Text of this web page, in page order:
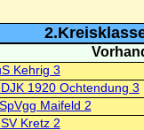
Kehrig 3
1920 Ochtendung 3
Maifeld 2
Kretz 2